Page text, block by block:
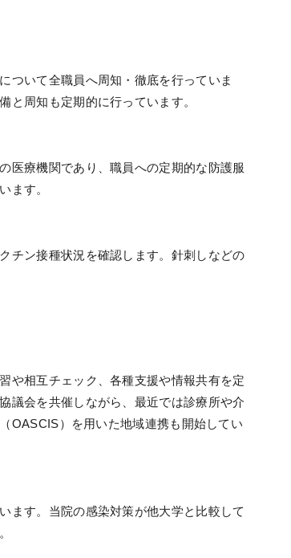
ついて全職員へ周知・徹底を行っていま
と周知も定期的に行っています。
医療機関であり、職員への定期的な防護服
ます。
チン接種状況を確認します。針刺しなどの
や相互チェック、各種支援や情報共有を定
議会を共催しながら、最近では診療所や介
OASCIS）を用いた地域連携も開始してい
ます。当院の感染対策が他大学と比較して